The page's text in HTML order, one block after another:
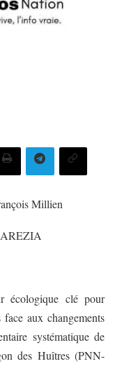
Millien
écologique clé pour
face aux changements
systématique de
des Huîtres (PNN-